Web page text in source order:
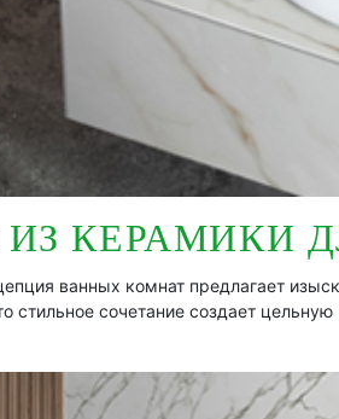
КЕРАМИКИ
ванных комнат предлагает
стильное сочетание создает